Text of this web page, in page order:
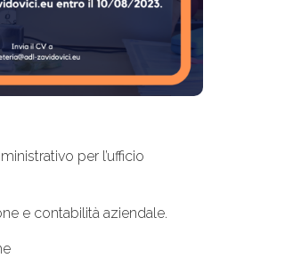
per l’ufficio
e contabilità aziendale.